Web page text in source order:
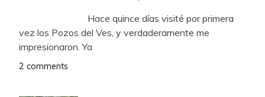
Hace quince días visité por primera
vez los Pozos del Ves, y verdaderamente me
impresionaron. Ya
2 comments